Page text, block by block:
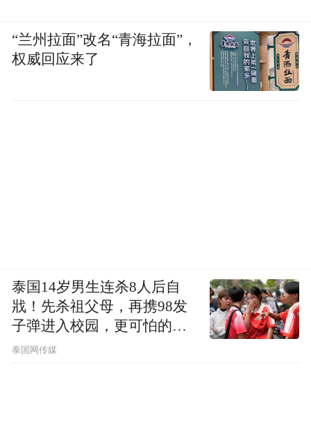
“兰州拉面”改名“青海拉面”，
权威回应来了
泰国14岁男生连杀8人后自
戕！先杀祖父母，再携98发
子弹进入校园，更可怕的细
节公布了
泰国网传媒